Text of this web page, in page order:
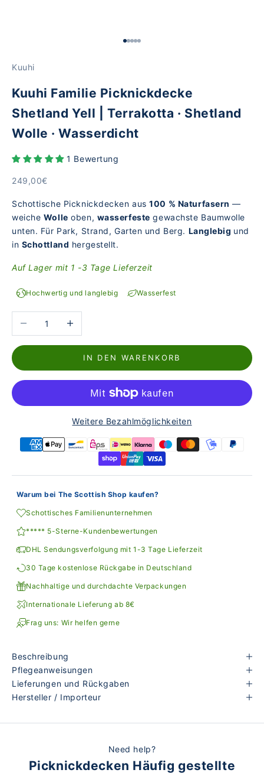
Gehe zu Element 1
Gehe zu Element 2
Gehe zu Element 3
Gehe zu Element 4
Gehe zu Element 5
Kuuhi
Kuuhi Familie Picknickdecke
Shetland Yell | Terrakotta · Shetland
Wolle · Wasserdicht
1 Bewertung
Angebot
249,00€
Schottische Picknickdecken aus100 % Naturfasern —
weiche Wolle oben, wasserfeste gewachste Baumwolle
unten. Für Park, Strand, Garten und Berg. Langlebig und
in Schottland hergestellt.
Auf Lager mit 1 -3 Tage Lieferzeit
Hochwertig und langlebig Wasserfest
Anzahl verringernAnzahl erhöhen
IN DEN WARENKORB
Weitere Bezahlmöglichkeiten
Warum bei The Scottish Shop kaufen?
Schottisches Familienunternehmen
***** 5-Sterne-Kundenbewertungen
DHL Sendungsverfolgung mit 1-3 Tage Lieferzeit
30 Tage kostenlose Rückgabe in Deutschland
Nachhaltige und durchdachte Verpackungen
Internationale Lieferung ab 8€
Frag uns: Wir helfen gerne
Beschreibung
Pflegeanweisungen
Lieferungen und Rückgaben
Hersteller / Importeur
Need help?
Picknickdecken Häufig gestellte